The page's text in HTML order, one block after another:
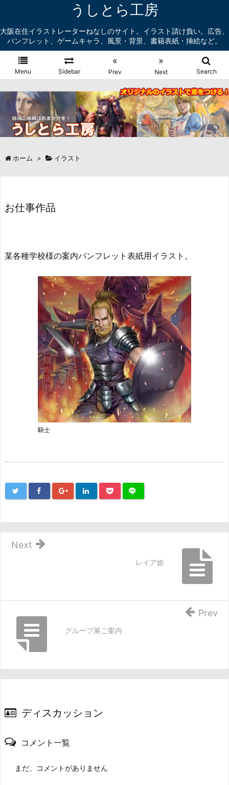
うしとら工房
大阪在住イラストレーターねなしのサイト。イラスト請け負い。広告、
パンフレット、ゲームキャラ、風景・背景、書籍表紙・挿絵など。
Menu Sidebar
«
Prev
»
Next Search
ホーム > イラスト
お仕事作品
某各種学校様の案内パンフレット表紙用イラスト。
騎士
レイア姫
Next
グループ展ご案内
Prev
ディスカッション
コメント一覧
まだ、コメントがありません